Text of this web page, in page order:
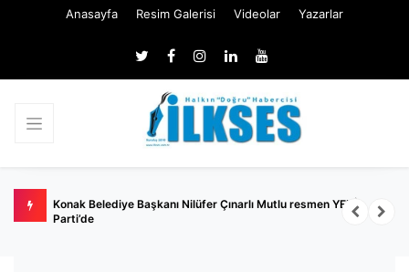
Anasayfa Resim Galerisi Videolar Yazarlar
Güç: Büyükşehir'de gönlü CHP'de kalan meclis üyesi yok